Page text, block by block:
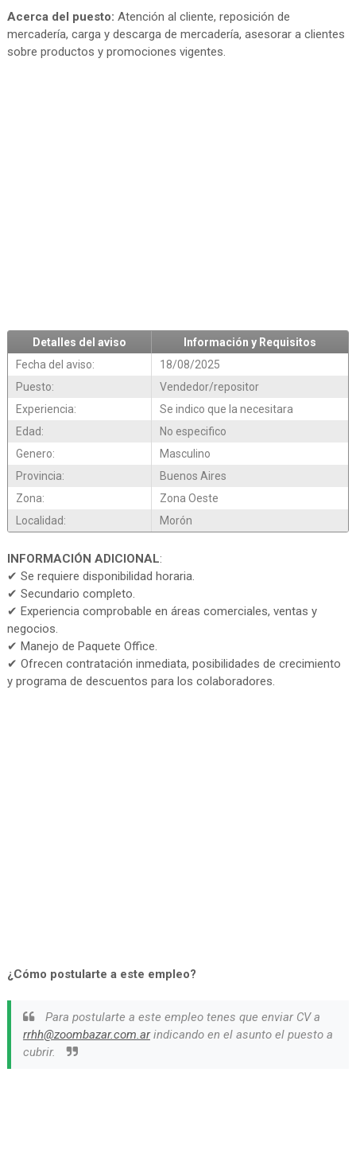
Acerca del puesto: Atención al cliente, reposición de
mercadería, carga y descarga de mercadería, asesorar a clientes
sobre productos y promociones vigentes.
Detalles del aviso
Información y Requisitos
Fecha del aviso:
18/08/2025
Puesto:
Vendedor/repositor
Experiencia:
Se indico que la necesitara
Edad:
No especifico
Genero:
Masculino
Provincia:
Buenos Aires
Zona:
Zona Oeste
Localidad:
Morón
INFORMACIÓN ADICIONAL:
✔ Se requiere disponibilidad horaria.
✔ Secundario completo.
✔ Experiencia comprobable en áreas comerciales, ventas y
negocios.
✔ Manejo de Paquete Office.
✔ Ofrecen contratación inmediata, posibilidades de crecimiento
y programa de descuentos para los colaboradores.
¿Cómo postularte a este empleo?
Para postularte a este empleo tenes que enviar CV a
rrhh@zoombazar.com.arindicando en el asunto el puesto a
cubrir.